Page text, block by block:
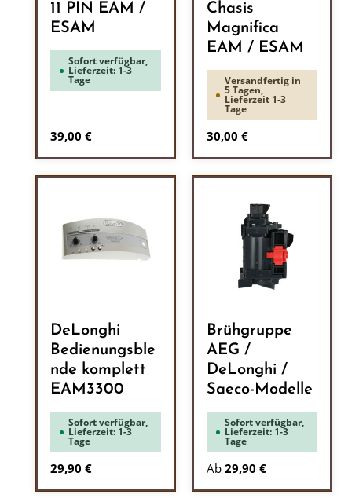
11 PIN EAM /
ESAM
Sofort verfügbar,
Lieferzeit: 1-3
Tage
Regulärer Preis:
39,00 €
Chasis
Magnifica
EAM / ESAM
Versandfertig in
5 Tagen,
Lieferzeit 1-3
Tage
Regulärer Preis:
30,00 €
DeLonghi
Bedienungsble
nde komplett
EAM3300
Sofort verfügbar,
Lieferzeit: 1-3
Tage
Regulärer Preis:
29,90 €
Brühgruppe
AEG /
DeLonghi /
Saeco-Modelle
Sofort verfügbar,
Lieferzeit: 1-3
Tage
Ab 29,90 €